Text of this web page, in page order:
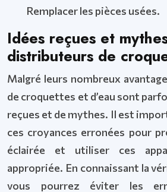
Remplacer les pièces usées.
Idées reçues et
distributeurs de
Malgré leurs nombreux
de croquettes et d’eau sont
reçues et de mythes. Il est
ces croyances erronées pour
éclairée et utiliser ces
appropriée. En connaissant la
vous pourrez éviter les